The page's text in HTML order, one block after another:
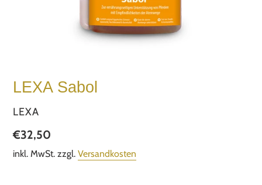
LEXA Sabol
VERKÄUFER
LEXA
Normaler
Preis
€32,50
inkl. MwSt. zzgl. Versandkosten